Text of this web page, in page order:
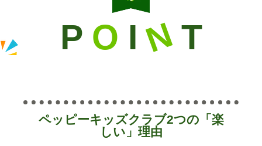
P O I N T
ペッピーキッズクラブ2つの「楽
しい」理由​